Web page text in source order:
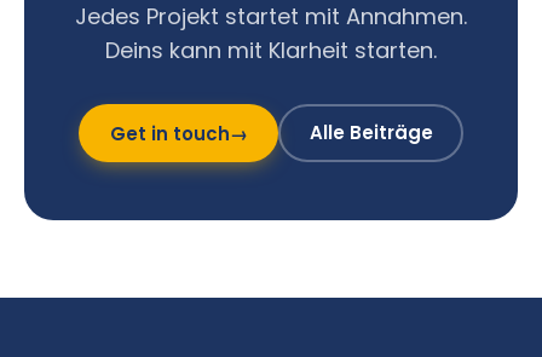
Jedes Projekt startet mit Annahmen.
Deins kann mit Klarheit starten.
Get in touch→ Alle Beiträge